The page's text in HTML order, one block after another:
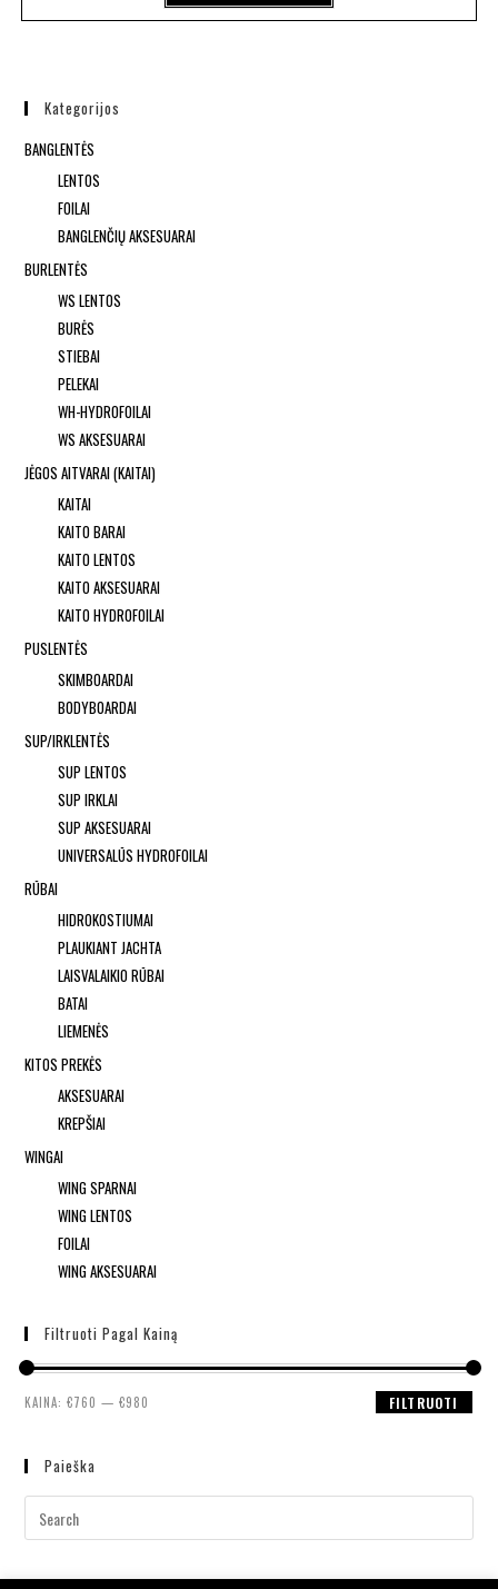
Kategorijos
BANGLENTĖS
LENTOS
FOILAI
BANGLENČIŲ AKSESUARAI
BURLENTĖS
WS LENTOS
BURĖS
STIEBAI
PELEKAI
WH-HYDROFOILAI
WS AKSESUARAI
JĖGOS AITVARAI (KAITAI)
KAITAI
KAITO BARAI
KAITO LENTOS
KAITO AKSESUARAI
KAITO HYDROFOILAI
PUSLENTĖS
SKIMBOARDAI
BODYBOARDAI
SUP/IRKLENTĖS
SUP LENTOS
SUP IRKLAI
SUP AKSESUARAI
UNIVERSALŪS HYDROFOILAI
RŪBAI
HIDROKOSTIUMAI
PLAUKIANT JACHTA
LAISVALAIKIO RŪBAI
BATAI
LIEMENĖS
KITOS PREKĖS
AKSESUARAI
KREPŠIAI
WINGAI
WING SPARNAI
WING LENTOS
FOILAI
WING AKSESUARAI
Filtruoti Pagal Kainą
FILTRUOTI
KAINA:€760 —€980
Paieška